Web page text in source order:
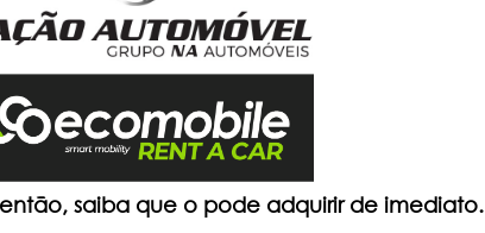
saiba que o pode adquirir de imediato.